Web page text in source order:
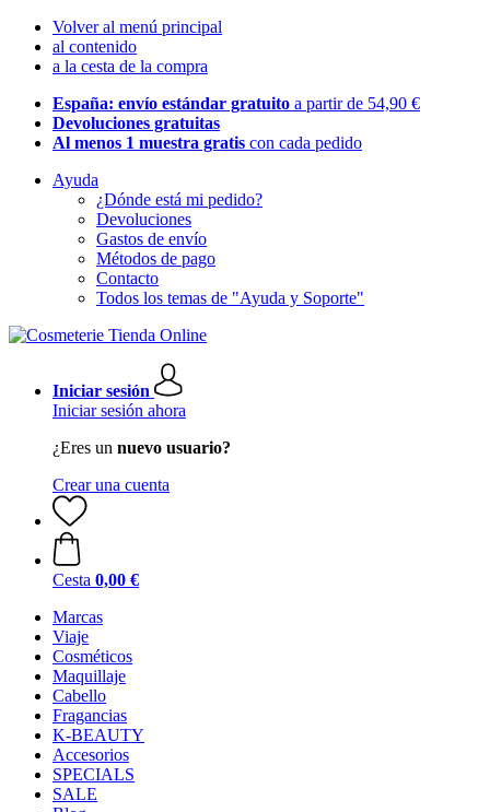
Volver al menú principal
al contenido
a la cesta de la compra
España: envío estándar gratuito a partir de 54,90 €
Devoluciones gratuitas
Al menos 1 muestra gratis con cada pedido
Ayuda
¿Dónde está mi pedido?
Devoluciones
Gastos de envío
Métodos de pago
Contacto
Todos los temas de "Ayuda y Soporte"
Iniciar sesión
Iniciar sesión ahora
¿Eres un nuevo usuario?
Crear una cuenta
Cesta 0,00 €
Marcas
Viaje
Cosméticos
Maquillaje
Cabello
Fragancias
K-BEAUTY
Accesorios
SPECIALS
SALE